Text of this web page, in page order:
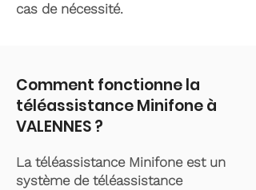
cas de nécessité.
Comment fonctionne la
téléassistance Minifone à
VALENNES ?
La téléassistance Minifone est un
système de téléassistance